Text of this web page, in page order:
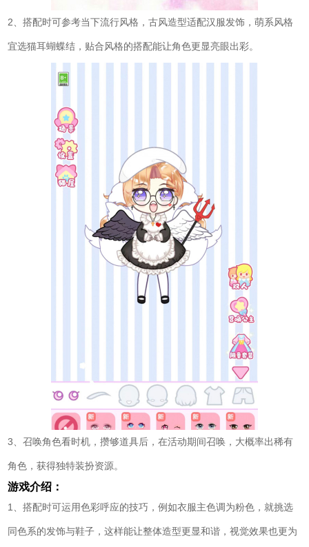
2、搭配时可参考当下流行风格，古风造型适配汉服发饰，萌系风格
宜选猫耳蝴蝶结，贴合风格的搭配能让角色更显亮眼出彩。
3、召唤角色看时机，攒够道具后，在活动期间召唤，大概率出稀有
角色，获得独特装扮资源。
游戏介绍：
1、搭配时可运用色彩呼应的技巧，例如衣服主色调为粉色，就挑选
同色系的发饰与鞋子，这样能让整体造型更显和谐，视觉效果也更为